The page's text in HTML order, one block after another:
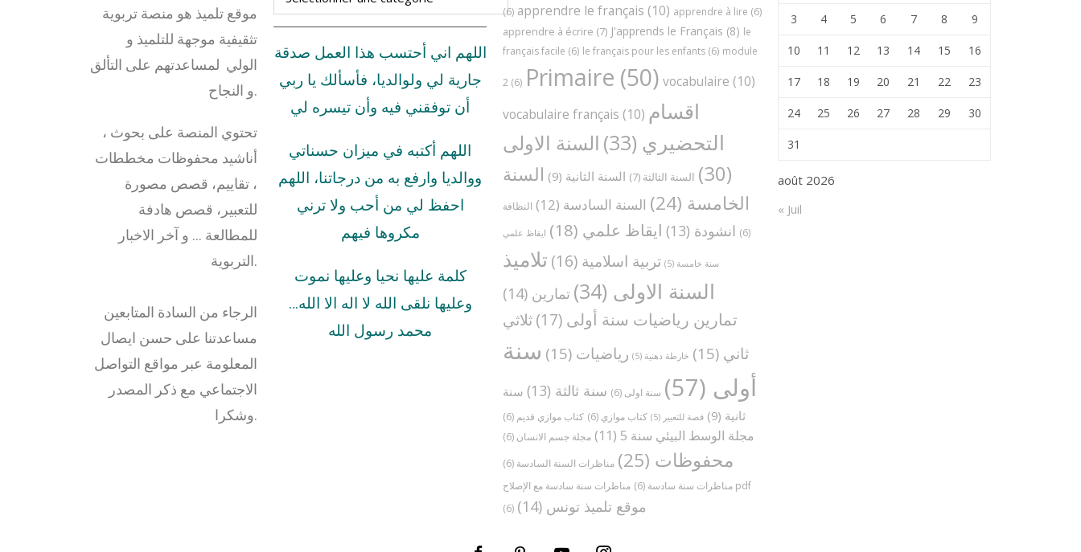
موقع تلميذ هو منصة تربوية
تثقيفية موجهة للتلميذ و
الولي لمساعدتهم على التألق
و النجاح.
تحتوي المنصة على بحوث ،
أناشيد محفوظات مخططات
، تقاييم، قصص مصورة
للتعبير، قصص هادفة
للمطالعة … و آخر الاخبار
التربوية.
الرجاء من السادة المتابعين
مساعدتنا على حسن ايصال
المعلومة عبر مواقع التواصل
الاجتماعي مع ذكر المصدر
وشكرا.
اللهم اني أحتسب هذا العمل صدقة
جارية لي ولوالديا، فأسألك يا ربي
أن توفقني فيه وأن تيسره لي
اللهم أكتبه في ميزان حسناتي
ووالديا وارفع به من درجاتنا، اللهم
احفظ لي من أحب ولا ترني
مكروها فيهم
كلمة عليها نحيا وعليها نموت
وعليها نلقى الله لا اله الا الله…
محمد رسول الله
(6) apprendre le français (10) apprendre à lire (6)
apprendre à écrire (7) J'apprends le Français (8) le
français facile (6) le français pour les enfants (6) module
2 (6) Primaire (50) vocabulaire (10)
vocabulaire français (10) اقسام
التحضيري (33)
السنة الاولى
(30)
السنة الثالثة (7) السنة الثانية (9)
السنة
الخامسة (24) السنة السادسة (12)
النظافة
(6)
انشودة (13) ايقاظ علمي (18) ايقاظ علمي
سنة خامسة (5) تربية اسلامية (16)
تلاميذ
السنة الاولى (34) تمارين (14)
تمارين رياضيات سنة أولى (17)
ثلاثي
ثاني (15) خارطة ذهنية (5) رياضيات (15)
سنة
أولى (57) سنة اولى (6) سنة ثالثة (13)
سنة
ثانية (9) قصة للتعبير (5) كتاب موازي (6) كتاب موازي قديم (6)
مجلة الوسط البيئي سنة 5 (11) مجلة جسم الانسان (6)
محفوظات (25) مناظرات السنة السادسة (6)
مناظرات سنة سادسة (6)
مناظرات سنة سادسة مع الإصلاح pdf
(6)
موقع تلميذ تونس (14)
août 2026
3 4 5 6 7 8 9
10 11 12 13 14 15 16
17 18 19 20 21 22 23
24 25 26 27 28 29 30
31
« Juil